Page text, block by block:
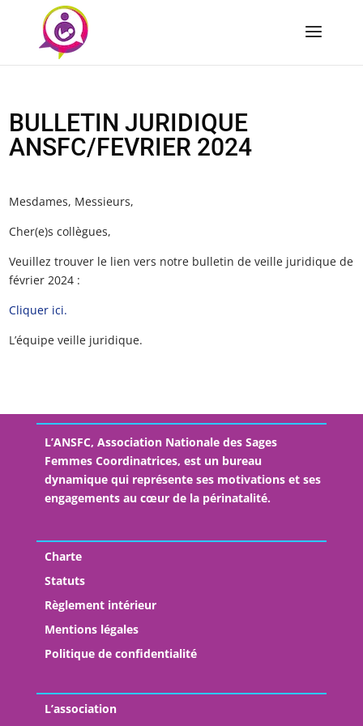
BULLETIN JURIDIQUE
ANSFC/FEVRIER 2024
Mesdames, Messieurs,
Cher(e)s collègues,
Veuillez trouver le lien vers notre bulletin de veille juridique de
février 2024 :
Cliquer ici.
L’équipe veille juridique.
L’ANSFC, Association Nationale des Sages
Femmes Coordinatrices, est un bureau
dynamique qui représente ses motivations et ses
engagements au cœur de la périnatalité.
Charte
Statuts
Règlement intérieur
Mentions légales
Politique de confidentialité
L’association